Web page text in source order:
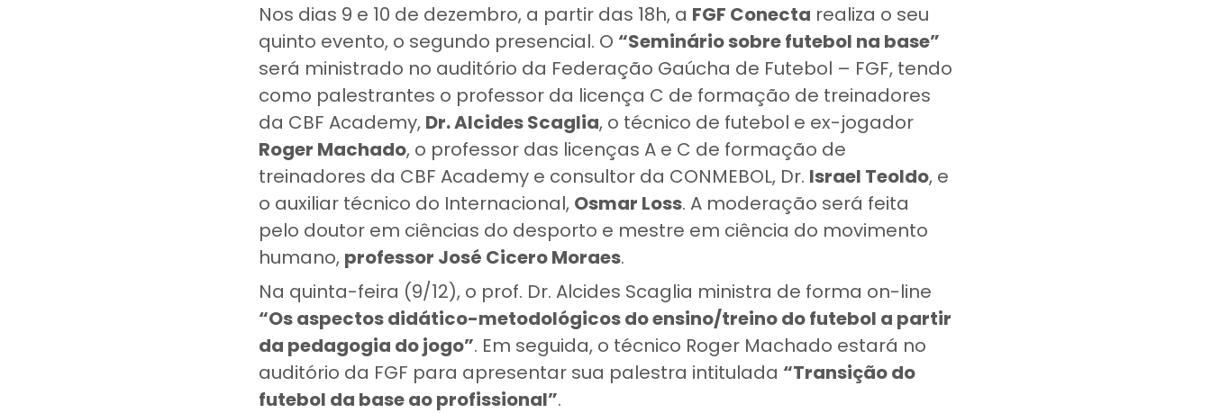
Nos dias 9 e 10 de dezembro, a partir das 18h, a FGF Conecta realiza o seu
quinto evento, o segundo presencial. O “Seminário sobre futebol na base”
será ministrado no auditório da Federação Gaúcha de Futebol – FGF, tendo
como palestrantes o professor da licença C de formação de treinadores
da CBF Academy, Dr. Alcides Scaglia, o técnico de futebol e ex-jogador
Roger Machado, o professor das licenças A e C de formação de
treinadores da CBF Academy e consultor da CONMEBOL, Dr. Israel Teoldo, e
o auxiliar técnico do Internacional, Osmar Loss. A moderação será feita
pelo doutor em ciências do desporto e mestre em ciência do movimento
humano, professor José Cicero Moraes.
Na quinta-feira (9/12), o prof. Dr. Alcides Scaglia ministra de forma on-line
“Os aspectos didático-metodológicos do ensino/treino do futebol a partir
da pedagogia do jogo”. Em seguida, o técnico Roger Machado estará no
auditório da FGF para apresentar sua palestra intitulada “Transição do
futebol da base ao profissional”.